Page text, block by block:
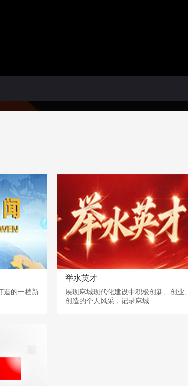
造的一档新
举水英才
展现麻城现代化建设中积极创新、创业、
创造的个人风采，记录麻城